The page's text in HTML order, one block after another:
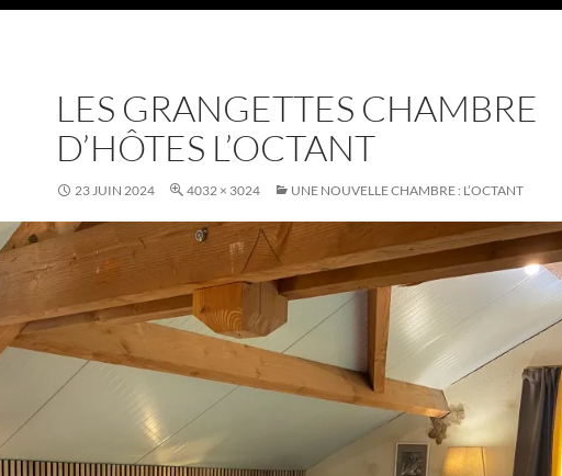
LES GRANGETTES CHAMBRE
D’HÔTES L’OCTANT
23 JUIN 2024 4032 × 3024 UNE NOUVELLE CHAMBRE : L’OCTANT